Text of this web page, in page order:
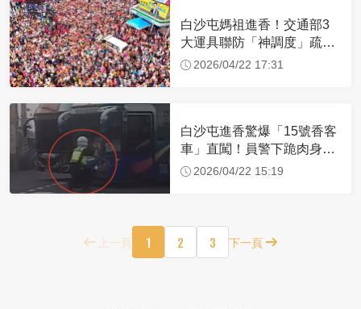
白沙屯媽祖進香！交通部3
大運具聯防「神調度」疏運
32.1萬創新高
2026/04/22 17:31
白沙屯進香驚爆「15號香客
車」直闖！員警下跪肉身擋
車：讓行人先過
2026/04/22 15:19
上一頁 1 2 3 下一頁